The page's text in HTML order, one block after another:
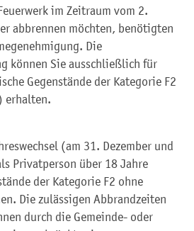
im Zeitraum vom 2.
abbrennen möchten, benötigten
Die
können Sie ausschließlich für
Gegenstände der Kategorie F2
erhalten.
(am 31. Dezember und
Privatperson über 18 Jahre
der Kategorie F2 ohne
Die zulässigen Abbrandzeiten
durch die Gemeinde- oder